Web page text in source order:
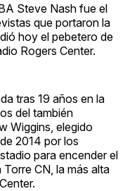
Steve Nash fue el
que portaron la
hoy el pebetero de
Rogers Center.
tras 19 años en la
del también
Wiggins, elegido
2014 por los
para encender el
CN, la más alta